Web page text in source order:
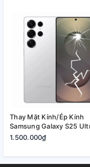
🌟 Vì sao nên ép
✅ Thiết bị ép
✅ Kỹ thuật viên
nét.
Thay Mặt Kính/Ép Kính
Samsung Galaxy S25
Quận 2, Tp. Thủ Đức | Bảo
1.500.000₫